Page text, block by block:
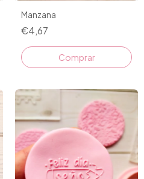
Manzana
€4,67
Comprar